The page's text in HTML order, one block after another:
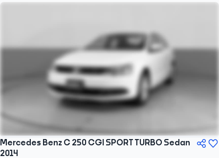
Mercedes Benz C 250 CGI SPORT TURBO Sedan
2014